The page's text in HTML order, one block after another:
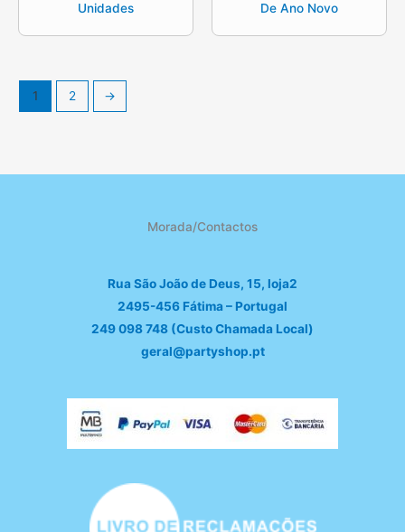
Unidades
De Ano Novo
1 2 →
Morada/Contactos
Rua São João de Deus, 15, loja2
2495-456 Fátima – Portugal
249 098 748 (Custo Chamada Local)
geral@partyshop.pt